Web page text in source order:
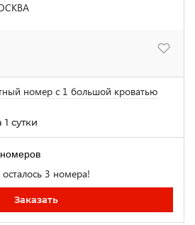
номер с 1 большой кроватью
сутки
осталось 3 номера!
Заказать